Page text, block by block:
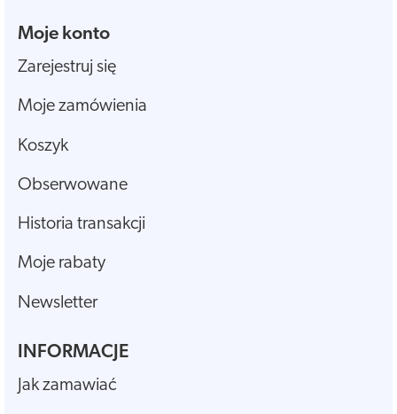
Moje konto
Zarejestruj się
Moje zamówienia
Koszyk
Obserwowane
Historia transakcji
Moje rabaty
Newsletter
INFORMACJE
Jak zamawiać